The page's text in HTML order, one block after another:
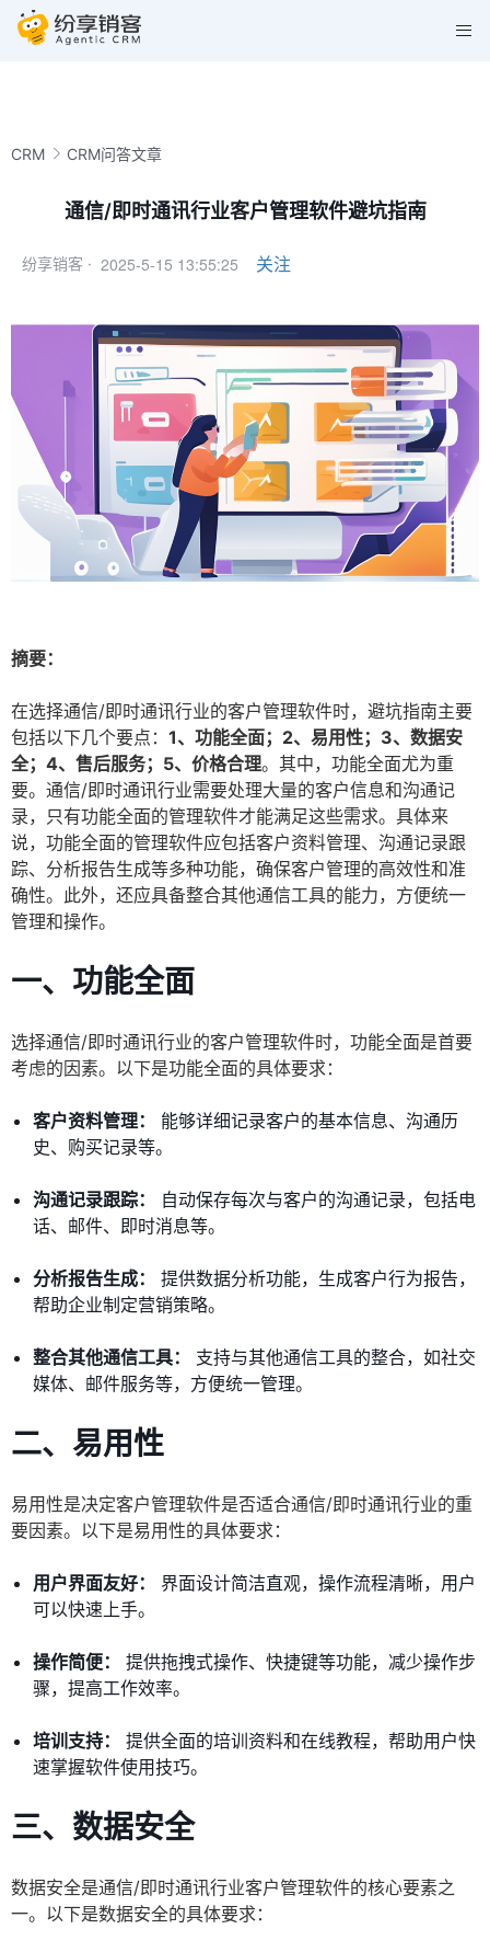
CRM CRM问答文章
通信/即时通讯行业客户管理软件避坑指南
纷享销客 · 2025-5-15 13:55:25 关注
摘要：
在选择通信/即时通讯行业的客户管理软件时，避坑指南主要
包括以下几个要点： 1、功能全面；2、易用性；3、数据安
全；4、售后服务；5、价格合理。其中，功能全面尤为重
要。通信/即时通讯行业需要处理大量的客户信息和沟通记
录，只有功能全面的管理软件才能满足这些需求。具体来
说，功能全面的管理软件应包括客户资料管理、沟通记录跟
踪、分析报告生成等多种功能，确保客户管理的高效性和准
确性。此外，还应具备整合其他通信工具的能力，方便统一
管理和操作。
一、功能全面
选择通信/即时通讯行业的客户管理软件时，功能全面是首要
考虑的因素。以下是功能全面的具体要求：
客户资料管理：
能够详细记录客户的基本信息、沟通历
史、购买记录等。
沟通记录跟踪：
自动保存每次与客户的沟通记录，包括电
话、邮件、即时消息等。
分析报告生成：
提供数据分析功能，生成客户行为报告，
帮助企业制定营销策略。
整合其他通信工具：
支持与其他通信工具的整合，如社交
媒体、邮件服务等，方便统一管理。
二、易用性
易用性是决定客户管理软件是否适合通信/即时通讯行业的重
要因素。以下是易用性的具体要求：
用户界面友好：
界面设计简洁直观，操作流程清晰，用户
可以快速上手。
操作简便：
提供拖拽式操作、快捷键等功能，减少操作步
骤，提高工作效率。
培训支持：
提供全面的培训资料和在线教程，帮助用户快
速掌握软件使用技巧。
三、数据安全
数据安全是通信/即时通讯行业客户管理软件的核心要素之
一。以下是数据安全的具体要求：